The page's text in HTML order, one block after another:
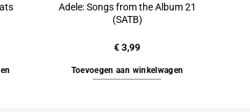
Adele: Songs from the Album 21
(SATB)
€3,99
Toevoegen aan winkelwagen